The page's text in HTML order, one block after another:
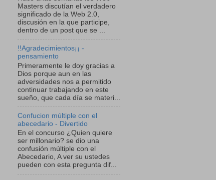
Masters discutían el verdadero
significado de la Web 2.0,
discusión en la que participe,
dentro de un post que se ...
!!Agradecimientos¡¡ -
pensamiento
Primeramente le doy gracias a
Dios porque aun en las
adversidades nos a permitido
continuar trabajando en este
sueño, que cada día se materi...
Confucion múltiple con el
abecedario - Divertido
En el concurso ¿Quien quiere
ser millonario? se dio una
confusión múltiple con el
Abecedario, A ver su ustedes
pueden con esta pregunta dif...